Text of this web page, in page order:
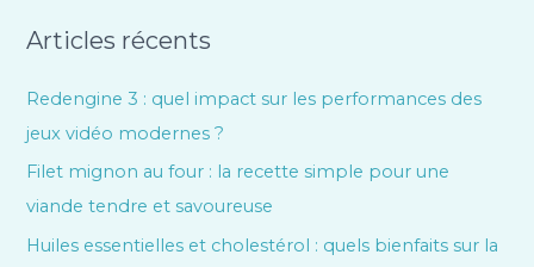
Articles récents
Redengine 3 : quel impact sur les performances des
jeux vidéo modernes ?
Filet mignon au four : la recette simple pour une
viande tendre et savoureuse
Huiles essentielles et cholestérol : quels bienfaits sur la